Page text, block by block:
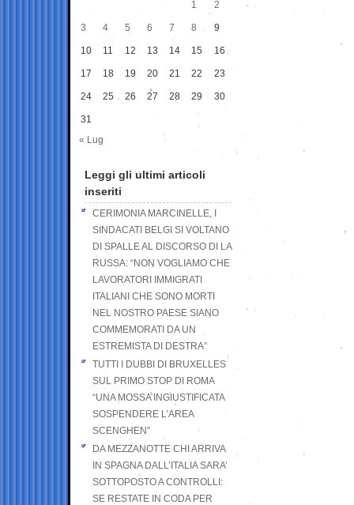
1
2
3 4 5 6 7 8 9
10 11 12 13 14 15 16
17 18 19 20 21 22 23
24 25 26 27 28 29 30
31
« Lug
Leggi gli ultimi articoli
inseriti
CERIMONIA MARCINELLE, I
SINDACATI BELGI SI VOLTANO
DI SPALLE AL DISCORSO DI LA
RUSSA: “NON VOGLIAMO CHE
LAVORATORI IMMIGRATI
ITALIANI CHE SONO MORTI
NEL NOSTRO PAESE SIANO
COMMEMORATI DA UN
ESTREMISTA DI DESTRA”
TUTTI I DUBBI DI BRUXELLES
SUL PRIMO STOP DI ROMA
“UNA MOSSA INGIUSTIFICATA
SOSPENDERE L’AREA
SCENGHEN”
DA MEZZANOTTE CHI ARRIVA
IN SPAGNA DALL’ITALIA SARA’
SOTTOPOSTO A CONTROLLI:
SE RESTATE IN CODA PER